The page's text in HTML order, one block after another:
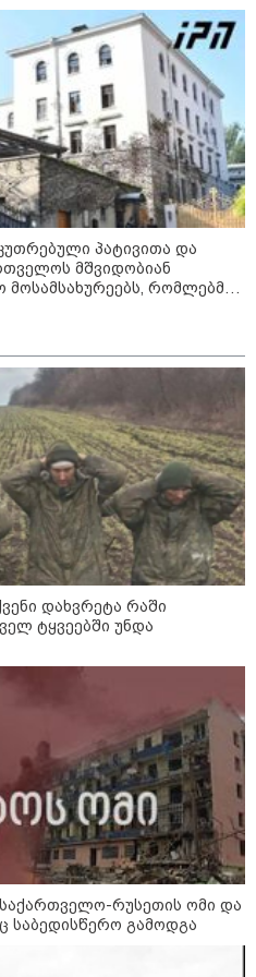
წაქეზება იყო" -
კატეგორიები
და ემოციურ სიახლოვეს
შემოქმედებითი საქმიანობისა
მიმართ. საღამო
საყვარელ ადამიანებთან
გულახდილი
აგარაკზე: ეს 5 საქმე
გმირების ხსოვნას
პატივითა და
მშვიდობიან
რომლებმაც
დახვრეტა რაში
ტყვეებში უნდა
რუსეთის ომი და
საბედისწერო გამოდგა